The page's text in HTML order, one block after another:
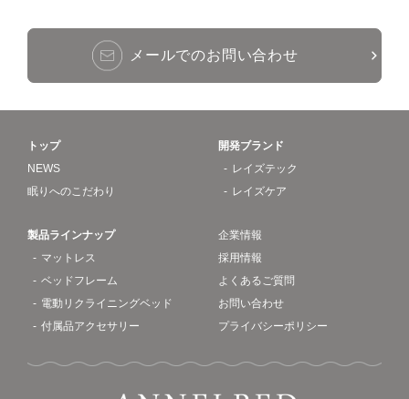
メールでのお問い合わせ
トップ
NEWS
眠りへのこだわり
開発ブランド
レイズテック
レイズケア
製品ラインナップ
マットレス
ベッドフレーム
電動リクライニングベッド
付属品アクセサリー
企業情報
採用情報
よくあるご質問
お問い合わせ
プライバシーポリシー